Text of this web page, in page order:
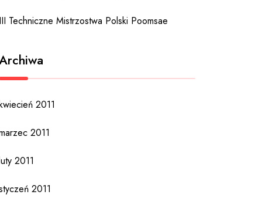
Techniczne Mistrzostwa Polski Poomsae
2011
2011
2011
2011